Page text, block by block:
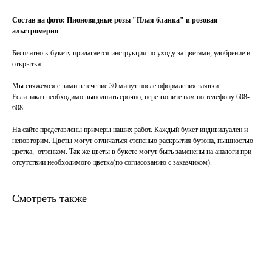
Состав на фото: Пионовидные розы "Плая бланка" и розовая
альстромерия
Бесплатно к букету прилагается инструкция по уходу за цветами, удобрение и
открытка.
Мы свяжемся с вами в течение 30 минут после оформления заявки.
Если заказ необходимо выполнить срочно, перезвоните нам по телефону 608-
608.
На сайте представлены примеры наших работ. Каждый букет индивидуален и
неповторим. Цветы могут отличаться степенью раскрытия бутона, пышностью
цветка, оттенком. Так же цветы в букете могут быть заменены на аналоги при
отсутствии необходимого цветка(по согласованию с заказчиком).
Смотреть также